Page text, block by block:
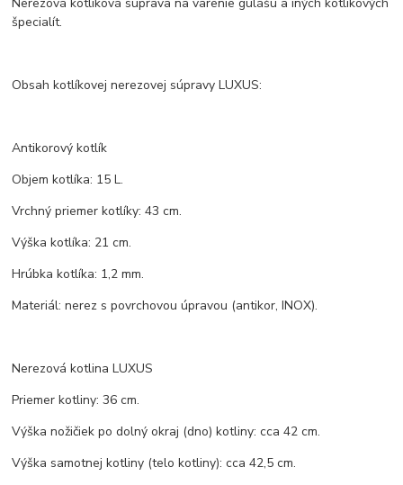
Nerezová kotlíková súprava na varenie gulášu a iných kotlíkových
špecialít.
Obsah kotlíkovej nerezovej súpravy LUXUS:
Antikorový kotlík
Objem kotlíka: 15 L.
Vrchný priemer kotlíky: 43 cm.
Výška kotlíka: 21 cm.
Hrúbka kotlíka: 1,2 mm.
Materiál: nerez s povrchovou úpravou (antikor, INOX).
Nerezová kotlina LUXUS
Priemer kotliny: 36 cm.
Výška nožičiek po dolný okraj (dno) kotliny: cca 42 cm.
Výška samotnej kotliny (telo kotliny): cca 42,5 cm.